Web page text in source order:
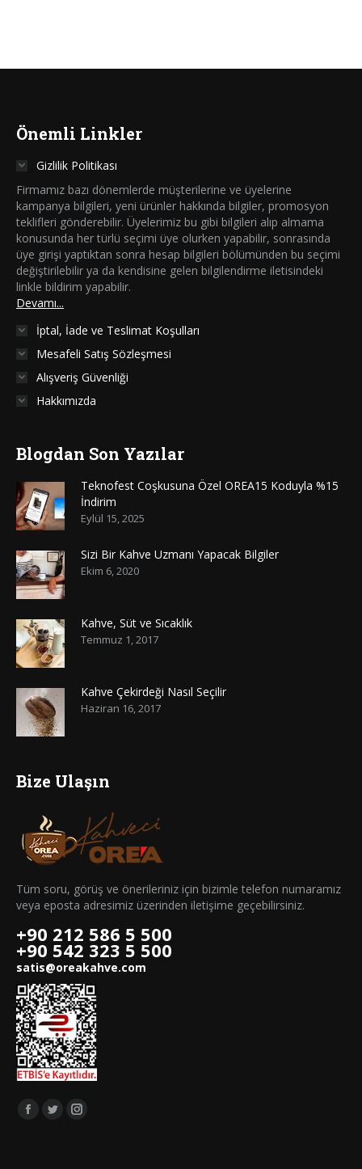
Önemli Linkler
Gizlilik Politikası
Firmamız bazı dönemlerde müşterilerine ve üyelerine
kampanya bilgileri, yeni ürünler hakkında bilgiler, promosyon
teklifleri gönderebilir. Üyelerimiz bu gibi bilgileri alıp almama
konusunda her türlü seçimi üye olurken yapabilir, sonrasında
üye girişi yaptıktan sonra hesap bilgileri bölümünden bu seçimi
değiştirilebilir ya da kendisine gelen bilgilendirme iletisindeki
linkle bildirim yapabilir.
Devamı...
İptal, İade ve Teslimat Koşulları
Mesafeli Satış Sözleşmesi
Alışveriş Güvenliği
Hakkımızda
Blogdan Son Yazılar
Teknofest Coşkusuna Özel OREA15 Koduyla %15
İndirim
Eylül 15, 2025
Sizi Bir Kahve Uzmanı Yapacak Bilgiler
Ekim 6, 2020
Kahve, Süt ve Sıcaklık
Temmuz 1, 2017
Kahve Çekirdeği Nasıl Seçilir
Haziran 16, 2017
Bize Ulaşın
Tüm soru, görüş ve önerileriniz için bizimle telefon numaramız
veya eposta adresimiz üzerinden iletişime geçebilirsiniz.
+90 212 586 5 500
+90 542 323 5 500
satis@oreakahve.com
Bizi takip edin:
Facebook
TwitterInstagram